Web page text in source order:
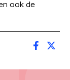
ook de